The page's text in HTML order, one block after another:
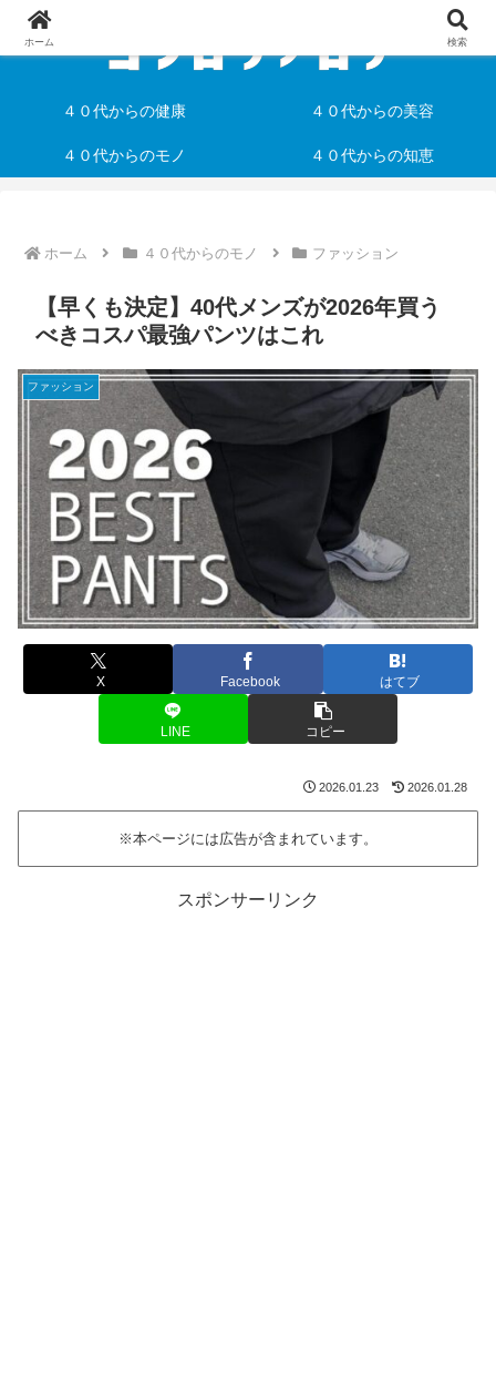
４０代からの健康 ４０代からの美容
４０代からのモノ ４０代からの知恵
ホーム ４０代からのモノ ファッション
【早くも決定】40代メンズが2026年買う
べきコスパ最強パンツはこれ
ファッション
X Facebook はてブ
LINE コピー
2026.01.23 2026.01.28
※本ページには広告が含まれています。
スポンサーリンク
ホーム 検索